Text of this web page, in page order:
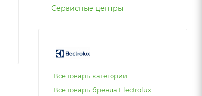
Сервисные центры
Все товары категории
Все товары бренда Electrolux